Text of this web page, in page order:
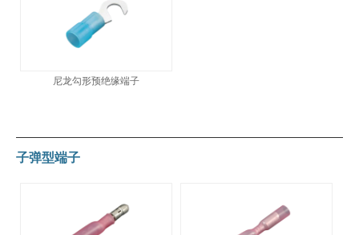
尼龙勾形预绝缘端子
子弹型端子